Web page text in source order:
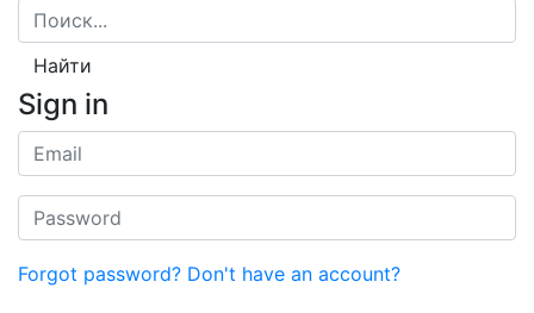
Найти
Sign in
Forgot password? Don't have an account?